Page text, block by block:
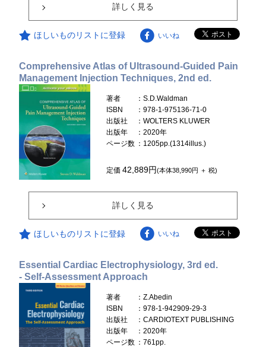
詳しく見る
ほしいものリストに登録 いいね
Comprehensive Atlas of Ultrasound-Guided Pain
Management Injection Techniques, 2nd ed.
著者
：S.D.Waldman
ISBN
：978-1-975136-71-0
出版社
：WOLTERS KLUWER
出版年
：2020年
ページ数 ：1205pp.(1314illus.)
定価42,889円(本体38,990円 ＋ 税)
詳しく見る
ほしいものリストに登録 いいね
Essential Cardiac Electrophysiology, 3rd ed.
- Self-Assessment Approach
著者
：Z.Abedin
ISBN
：978-1-942909-29-3
出版社
：CARDIOTEXT PUBLISHING
出版年
：2020年
ページ数 ：761pp.